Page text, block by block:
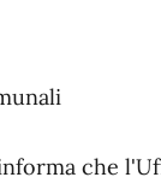
che